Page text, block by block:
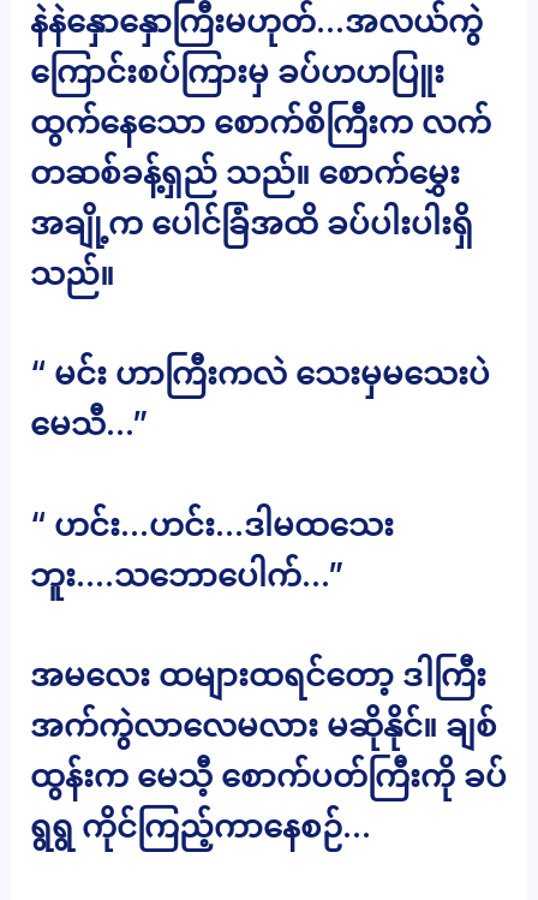
နဲနဲနှောနှောကြီးမဟုတ်…အလယ်ကွဲ
ကြောင်းစပ်ကြားမှ ခပ်ဟဟပြူး
ထွက်နေသော စောက်စိကြီးက လက်
တဆစ်ခန့်ရှည် သည်။ စောက်မွှေး
အချို့က ပေါင်ခြံအထိ ခပ်ပါးပါးရှိ
သည်။
“ မင်း ဟာကြီးကလဲ သေးမှမသေးပဲ
မေသီ…”
“ ဟင်း…ဟင်း…ဒါမထသေး
ဘူး….သဘောပေါက်…”
အမလေး ထများထရင်တော့ ဒါကြီး
အက်ကွဲလာလေမလား မဆိုနိုင်။ ချစ်
ထွန်းက မေသီ့ စောက်ပတ်ကြီးကို ခပ်
ရွရွ ကိုင်ကြည့်ကာနေစဉ်…